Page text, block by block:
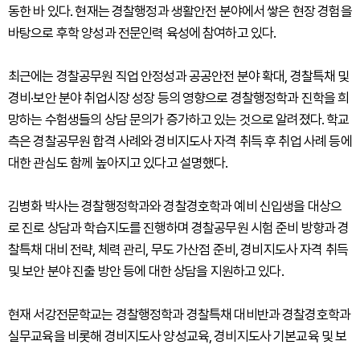
동한 바 있다. 현재는 경찰행정과 생활안전 분야에서 쌓은 현장 경험을
바탕으로 후학 양성과 전문인력 육성에 참여하고 있다.
최근에는 경찰공무원 직업 안정성과 공공안전 분야 확대, 경찰특채 및
경비·보안 분야 취업시장 성장 등의 영향으로 경찰행정학과 진학을 희
망하는 수험생들의 상담 문의가 증가하고 있는 것으로 알려졌다. 학교
측은 경찰공무원 합격 사례와 경비지도사 자격 취득 후 취업 사례 등에
대한 관심도 함께 높아지고 있다고 설명했다.
김병화 박사는 경찰행정학과와 경찰경호학과 예비 신입생을 대상으
로 진로 상담과 학습지도를 진행하며 경찰공무원 시험 준비 방향과 경
찰특채 대비 전략, 체력 관리, 무도 가산점 준비, 경비지도사 자격 취득
및 보안 분야 진출 방안 등에 대한 상담을 지원하고 있다.
현재 서강전문학교는 경찰행정학과 경찰특채 대비반과 경찰경호학과
실무교육을 비롯해 경비지도사 양성교육, 경비지도사 기본교육 및 보